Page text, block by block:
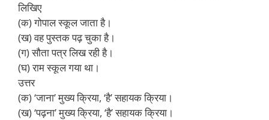
लिखिए
(क) गोपाल स्कूल जाता है।
(ख) वह पुस्तक पढ़ चुका है।
(ग) सौता पत्र लिख रही है।
(घ) राम स्कूल गया था।
उत्तर
(क) ‘जाना’ मुख्य क्रिया, ‘है’ सहायक क्रिया।
(ख) ‘पढ़ना’ मुख्य क्रिया, ‘है’ सहायक क्रिया।